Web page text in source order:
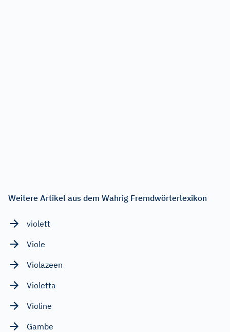
Weitere Artikel aus dem Wahrig Fremdwörterlexikon
violett
Viole
Violazeen
Violetta
Violine
Gambe